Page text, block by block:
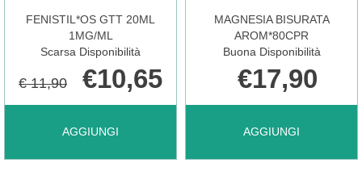
PROLUNGATO
AL
FENISTIL*OS GTT 20ML
1MG/ML
Scarsa Disponibilità
€ 11,90 €10,65
AGGIUNGI
AGGIUNGI FENISTIL*OS
MAGNESIA BISURATA
AROM*80CPR
Buona Disponibilità
€17,90
AGGIUNGI
AGGIUNGI MAGNESIA